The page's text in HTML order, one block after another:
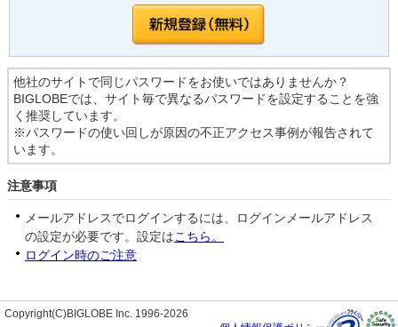
他社のサイトで同じパスワードをお使いではありませんか？
BIGLOBEでは、サイト毎で異なるパスワードを設定することを強
く推奨しています。
※パスワードの使い回しが原因の不正アクセス事例が報告されて
います。
注意事項
メールアドレスでログインするには、ログインメールアドレス
の設定が必要です。設定はこちら。
ログイン時のご注意
Copyright(C)BIGLOBE Inc. 1996-2026